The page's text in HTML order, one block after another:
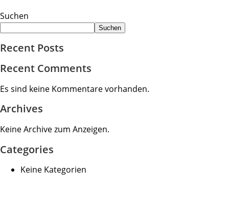
Suchen
Suchen
Recent Posts
Recent Comments
Es sind keine Kommentare vorhanden.
Archives
Keine Archive zum Anzeigen.
Categories
Keine Kategorien